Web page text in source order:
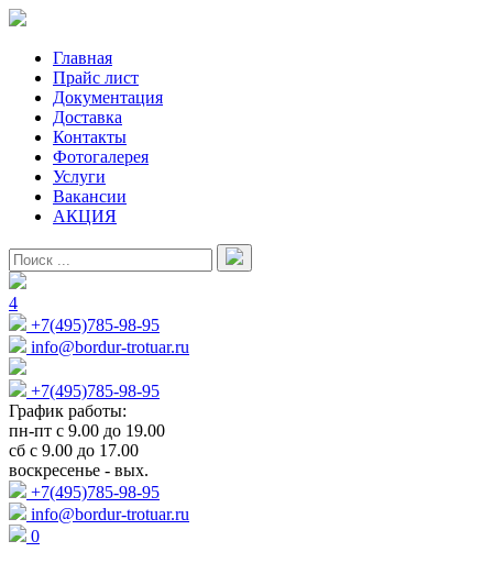
Главная
Прайс лист
Документация
Доставка
Контакты
Фотогалерея
Услуги
Вакансии
АКЦИЯ
4
+7(495)785-98-95
info@bordur-trotuar.ru
+7(495)785-98-95
График работы:
пн-пт с 9.00 до 19.00
сб с 9.00 до 17.00
воскресенье - вых.
+7(495)785-98-95
info@bordur-trotuar.ru
0